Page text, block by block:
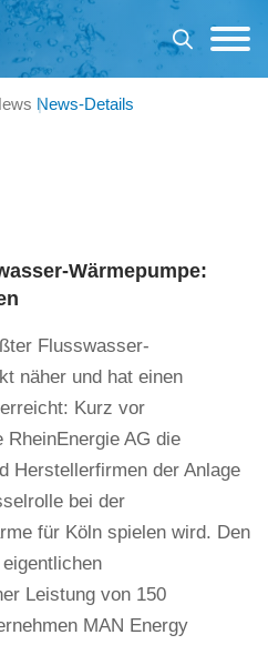
News-Details
Wärmepumpe:
Flusswasser-
näher und hat einen
Kurz vor
RheinEnergie AG die
Herstellerfirmen der Anlage
bei der
für Köln spielen wird. Den
Leistung von 150
MAN Energy